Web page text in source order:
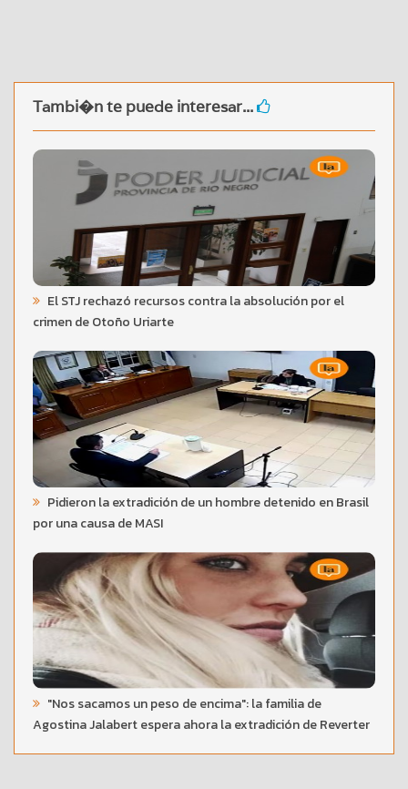
Tambi�n te puede interesar...
El STJ rechazó recursos contra la absolución por el
crimen de Otoño Uriarte
Pidieron la extradición de un hombre detenido en Brasil
por una causa de MASI
"Nos sacamos un peso de encima": la familia de
Agostina Jalabert espera ahora la extradición de Reverter